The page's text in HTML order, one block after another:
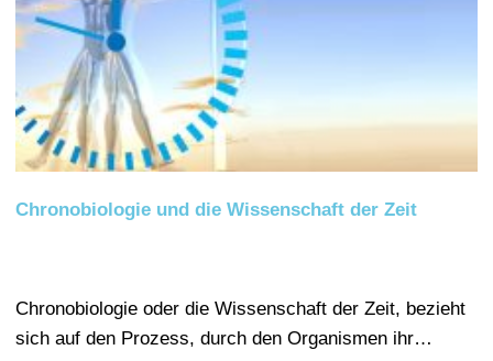
Chronobiologie und die Wissenschaft der Zeit
Chronobiologie oder die Wissenschaft der Zeit, bezieht
sich auf den Prozess, durch den Organismen ihr…